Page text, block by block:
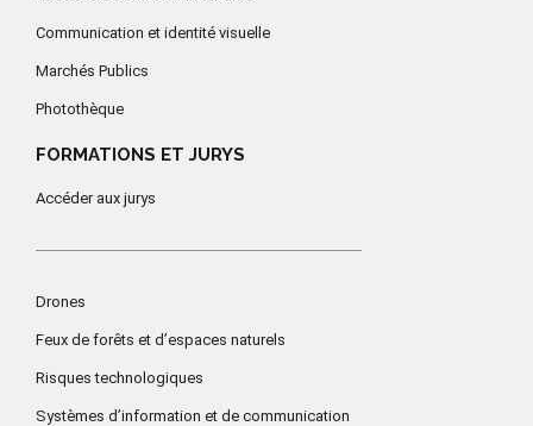
Communication et identité visuelle
Marchés Publics
Photothèque
FORMATIONS ET JURYS
Accéder aux jurys
Drones
Feux de forêts et d’espaces naturels
Risques technologiques
Systèmes d’information et de communication